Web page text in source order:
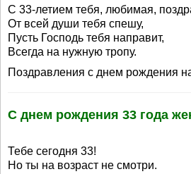
С 33-летием тебя, любимая,
От всей души тебя спешу,
Пусть Господь тебя направит,
Всегда на нужную тропу.
Поздравления с днем рождения
С днем рождения 33 года
Тебе сегодня 33!
Но ты на возраст не смотри.